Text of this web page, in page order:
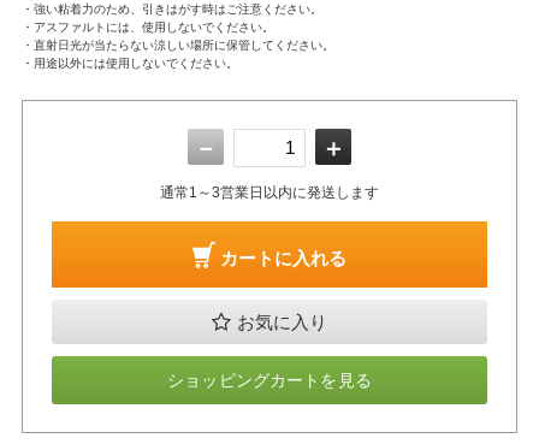
・強い粘着力のため、引きはがす時はご注意ください。
・アスファルトには、使用しないでください。
・直射日光が当たらない涼しい場所に保管してください。
・用途以外には使用しないでください。
－ ＋
通常1～3営業日以内に発送します
カートに入れる
お気に入り
ショッピングカートを見る